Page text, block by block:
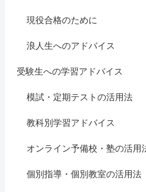
現役合格のために
浪人生へのアドバイス
受験生への学習アドバイス
模試・定期テストの活用法
教科別学習アドバイス
オンライン予備校・塾の活用
個別指導・個別教室の活用法